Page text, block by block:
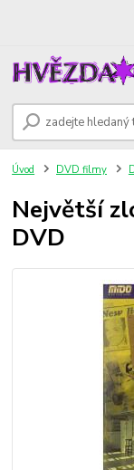
Úvod DVD filmy
Největší
DVD